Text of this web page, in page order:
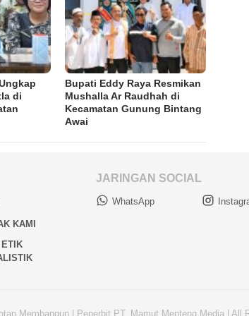
di
Bupati Eddy Raya Resmikan
Mushalla Ar Raudhah di
Kecamatan Gunung Bintang
Awai
KAMI
JARINGAN SOCIAL
WhatsApp
Membangun | Penerbit PT. Mamut Menteng Media | All